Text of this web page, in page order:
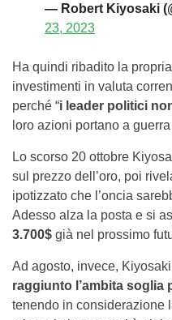
— Robert Kiyosaki
23, 2023
Ha quindi ribadito la
investimenti in valuta
perché “i leader politici
loro azioni portano a
Lo scorso 20 ottobre
sul prezzo dell’oro, poi
ipotizzato che l’oncia
Adesso alza la posta e si
3.700$ già nel prossimo
Ad agosto, invece,
raggiunto l’ambita soglia
tenendo in considerazione